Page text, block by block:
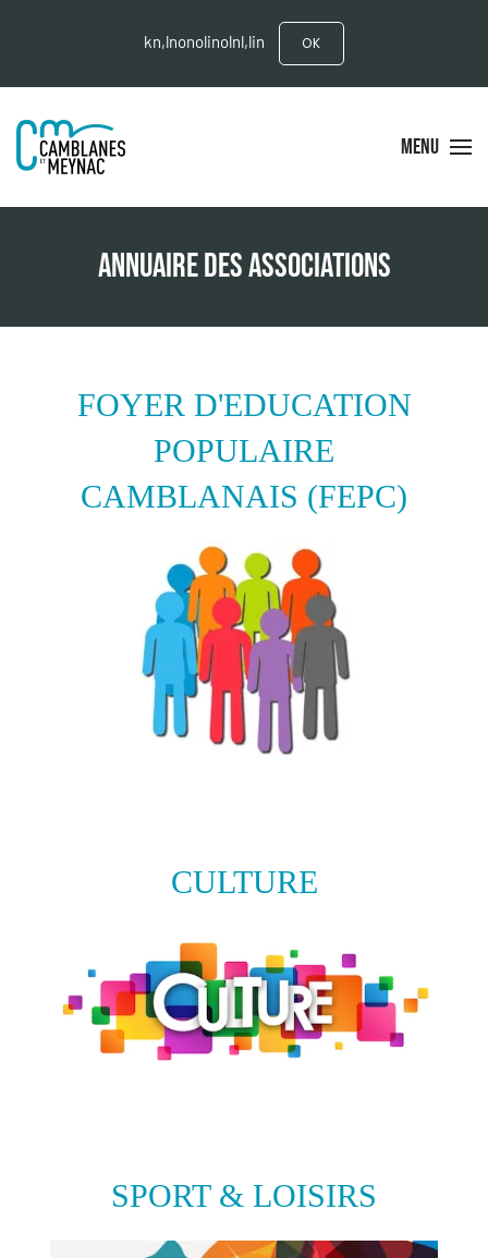
kn,lnonolinolnl,lin OK
MENU
ANNUAIRE DES ASSOCIATIONS
FOYER D'EDUCATION
POPULAIRE
CAMBLANAIS (FEPC)
CULTURE
SPORT & LOISIRS